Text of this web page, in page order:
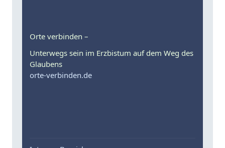
Orte verbinden –
Unterwegs sein im Erzbistum auf dem Weg des
Glaubens
orte-verbinden.de